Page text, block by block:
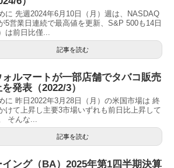
に 先週2024年6月10日（月）週は、NASDAQ
5営業日連続で最高値を更新、S&P 500も14日
は前日比僅...
記事を読む
ォルマートが一部店舗でタバコ販売
発表（2022/3）
に 昨日2022年3月28日（月）の米国市場は 終
けて上昇し主要3市場いずれも前日比上昇して
そんな...
記事を読む
イング（BA）2025年第1四半期決算